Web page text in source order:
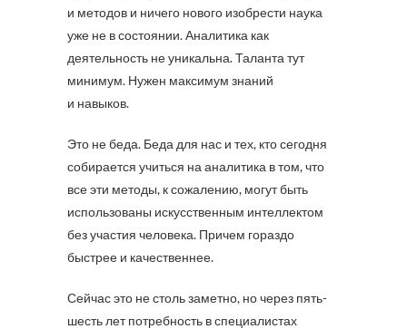
и методов и ничего нового изобрести наука
уже не в состоянии. Аналитика как
деятельность не уникальна. Таланта тут
минимум. Нужен максимум знаний
и навыков.
Это не беда. Беда для нас и тех, кто сегодня
собирается учиться на аналитика в том, что
все эти методы, к сожалению, могут быть
использованы искусственным интеллектом
без участия человека. Причем гораздо
быстрее и качественнее.
Сейчас это не столь заметно, но через пять-
шесть лет потребность в специалистах